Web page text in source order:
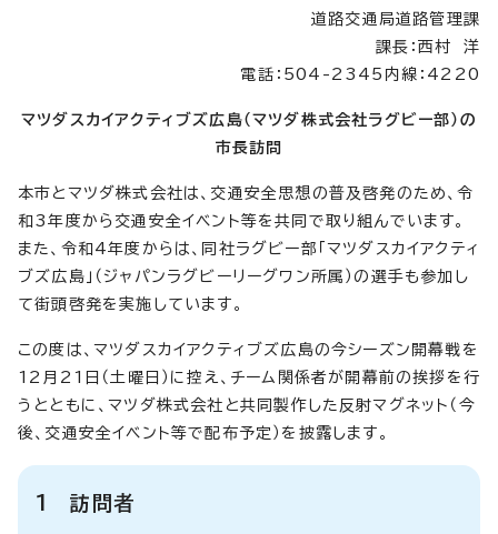
道路交通局道路管理課
課長：西村 洋
電話：504-2345内線：4220
マツダスカイアクティブズ広島（マツダ株式会社ラグビー部）の
市長訪問
本市とマツダ株式会社は、交通安全思想の普及啓発のため、令
和3年度から交通安全イベント等を共同で取り組んでいます。
また、令和4年度からは、同社ラグビー部「マツダスカイアクティ
ブズ広島」（ジャパンラグビーリーグワン所属）の選手も参加し
て街頭啓発を実施しています。
この度は、マツダスカイアクティブズ広島の今シーズン開幕戦を
12月21日（土曜日）に控え、チーム関係者が開幕前の挨拶を行
うとともに、マツダ株式会社と共同製作した反射マグネット（今
後、交通安全イベント等で配布予定）を披露します。
1 訪問者